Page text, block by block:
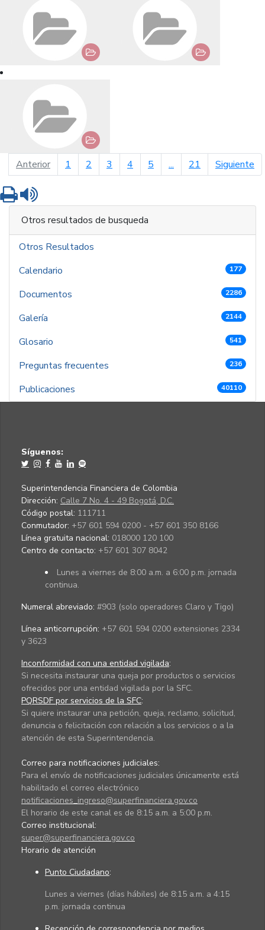
Anteriorpágina anterior
1 2 3 4 5 ... 21 Siguiente
Imprimir
Otros resultados de busqueda
Otros Resultados
Calendario
177
Documentos 2286
Galería 2144
Glosario 541
Preguntas frecuentes 236
Publicaciones 40110
Síguenos:
Superintendencia Financiera de Colombia
Dirección: Calle 7 No. 4 - 49 Bogotá, D.C.
Código postal: 111711
Conmutador: +57 601 594 0200 - +57 601 350 8166
Línea gratuita nacional: 018000 120 100
Centro de contacto: +57 601 307 8042
Lunes a viernes de 8:00 a.m. a 6:00 p.m. jornada
continua.
Numeral abreviado: #903 (solo operadores Claro y Tigo)
Línea anticorrupción: +57 601 594 0200 extensiones 2334
y 3623
Inconformidad con una entidad vigilada:
Si necesita instaurar una queja por productos o servicios
ofrecidos por una entidad vigilada por la SFC.
PQRSDF por servicios de la SFC:
Si quiere instaurar una petición, queja, reclamo, solicitud,
denuncia o felicitación con relación a los servicios o a la
atención de esta Superintendencia.
Correo para notificaciones judiciales:
Para el envío de notificaciones judiciales únicamente está
habilitado el correo electrónico
notificaciones_ingreso@superfinanciera.gov.co
El horario de este canal es de 8:15 a.m. a 5:00 p.m.
Correo institucional:
super@superfinanciera.gov.co
Horario de atención
Punto Ciudadano:
Lunes a viernes (días hábiles) de 8:15 a.m. a 4:15
p.m. jornada continua